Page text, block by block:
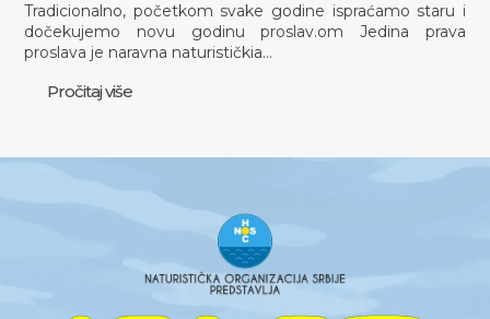
Tradicionalno, početkom svake godine ispraćamo staru i
dočekujemo novu godinu proslav.om Jedina prava
proslava je naravna naturističkia…
Pročitaj više